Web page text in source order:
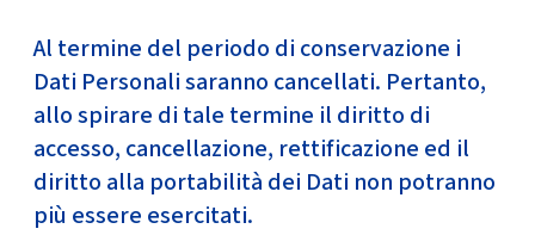
Al termine del periodo di conservazione i
Dati Personali saranno cancellati. Pertanto,
allo spirare di tale termine il diritto di
accesso, cancellazione, rettificazione ed il
diritto alla portabilità dei Dati non potranno
più essere esercitati.